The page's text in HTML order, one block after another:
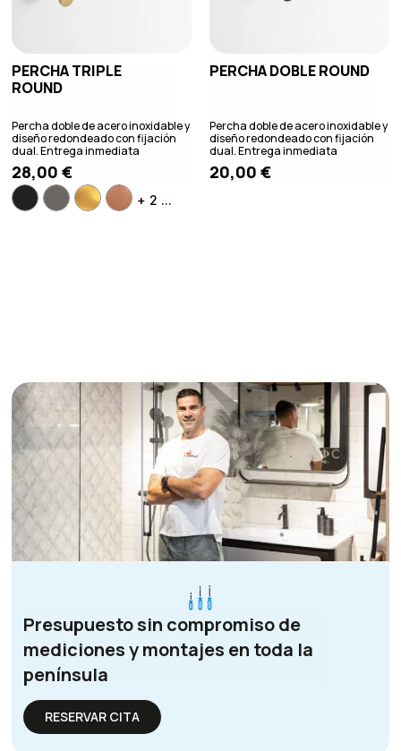
PERCHA TRIPLE
ROUND
Percha doble de acero inoxidable y
diseño redondeado con fijación
dual. Entrega inmediata
28,00€
+ 2 ...
PERCHA DOBLE ROUND
Percha doble de acero inoxidable y
diseño redondeado con fijación
dual. Entrega inmediata
20,00 €
Presupuesto sin compromiso de
mediciones y montajes en toda la
península
RESERVAR CITA